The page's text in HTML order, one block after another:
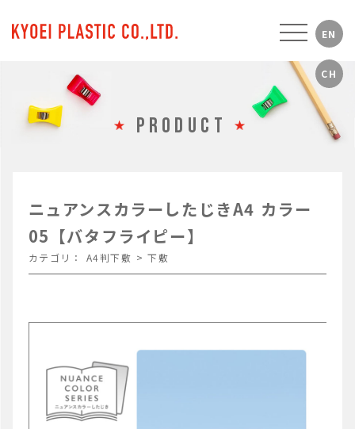
PRODUCT
ニュアンスカラーしたじきA4 カラー
05【バタフライピー】
カテゴリ： A4判下敷 > 下敷